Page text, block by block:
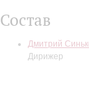
Состав
Дмитрий
Дирижер